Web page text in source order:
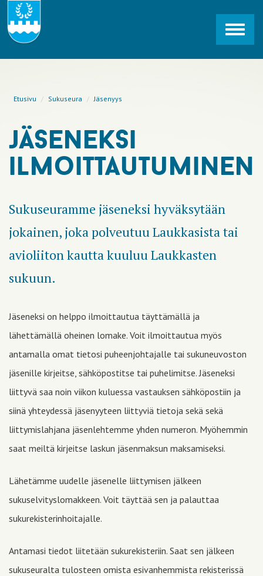
Etusivu Sukuseura Jäsenyys
jäseneksi
ilmoittautuminen
Sukuseuramme jäseneksi hyväksytään
jokainen, joka polveutuu Laukkasista tai
avioliiton kautta kuuluu Laukkasten
sukuun.
Jäseneksi on helppo ilmoittautua täyttämällä ja
lähettämällä oheinen lomake. Voit ilmoittautua myös
antamalla omat tietosi puheenjohtajalle tai sukuneuvoston
jäsenille kirjeitse, sähköpostitse tai puhelimitse. Jäseneksi
liittyvä saa noin viikon kuluessa vastauksen sähköpostiin ja
siinä yhteydessä jäsenyyteen liittyviä tietoja sekä sekä
liittymislahjana jäsenlehtemme yhden numeron. Myöhemmin
saat meiltä kirjeitse laskun jäsenmaksun maksamiseksi.
Lähetämme uudelle jäsenelle liittymisen jälkeen
sukuselvityslomakkeen. Voit täyttää sen ja palauttaa
sukurekisterinhoitajalle.
Antamasi tiedot liitetään sukurekisteriin. Saat sen jälkeen
sukuseuralta tulosteen omista esivanhemmista rekisterissä